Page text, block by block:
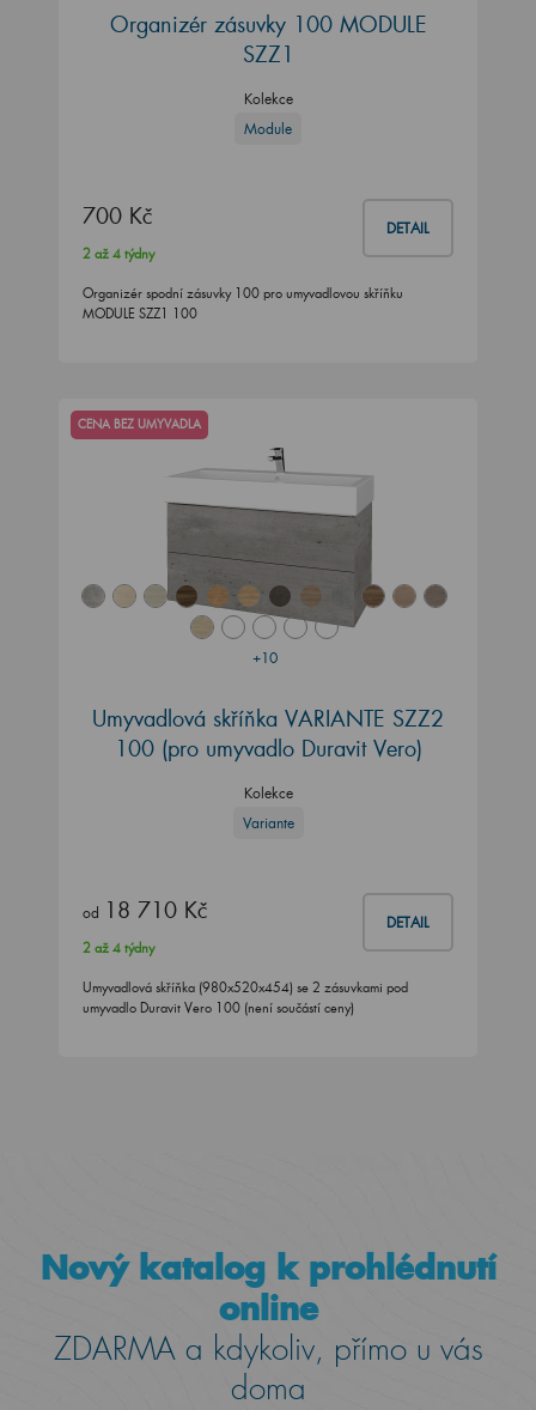
Organizér zásuvky 100 MODULE
SZZ1
Kolekce
Module
700 Kč DETAIL
2 až 4 týdny
Organizér spodní zásuvky 100 pro umyvadlovou skříňku
MODULE SZZ1 100
+10
CENA BEZ UMYVADLA
Umyvadlová skříňka VARIANTE SZZ2
100 (pro umyvadlo Duravit Vero)
Kolekce
Variante
od 18 710 Kč DETAIL
2 až 4 týdny
Umyvadlová skříňka (980x520x454) se 2 zásuvkami pod
umyvadlo Duravit Vero 100 (není součástí ceny)
Nový katalog k prohlédnutí
online
ZDARMA a kdykoliv, přímo u vás
doma